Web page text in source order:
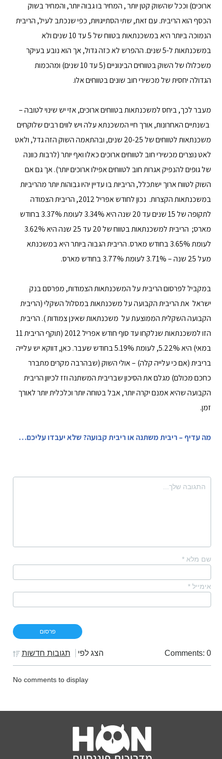
ארוכים) וככל שהשוק קטן יותר , המחיר בו גבוה יותר, והמחיר בשוק
הכסף הוא הריבית. עם זאת, שתי הסתייגויות, כפי שנכתב לעיל, הריבית
הנמוכה ביותר היא במשכנתאות בטווח של 5 עד 10 שנים ולא
במשכנתאות ל-5 שנים. ההפרש לא כזה גדול, אך הוא נובע בעיקר
משכלולו של השוק בטווחים הבינוניים (5 עד 10 שנים) ומהכמות
הגדולה יחסית של מכשירי חוב שונים בטווחים אלו.
מעבר לכך, ביחס למשכנתאות בטווחים ארוכים, אזי יש שינוי לטובה –
בשנתיים האחרונות, אורך חיי המשכנתא עלה ויש לווים רבים שלוקחים
משכנתאות לטווחים של 20-25 שנים, ובהתאמה השוק הזה גדל, ולאט
לאט נוצרים מכשירי חוב לטווחים ארוכים כאלו ואף יותר (לרבות כוונה
של גופים להנפיק אגרות חוב לטווחים אפילו ארוכים יותר). אך גם אם
השוק לטווח ארוך ישתכלל, הריביות בו עדיין יהיו גבוהות יותר מהריביות
במשכנתאות הקצרות. נכון לחודש אפריל 2012, הריבית הצמודה
לתקופה של 15 שנים עד 20 שנה היא 3.34% לעומת 3.37% בחודש
מארס; הריבית למשכנתאות בטווח של 20 עד 25 שנה היא 3.62%
לעומת 3.65% בחודש מארס. הריבית הגבוה ביותר היא במשכנתא
מעל 25 שנה – 3.71% לעומת 3.77% בחודש מארס.
במקביל לפרסום הריבית על המשכנתאות הצמודות, מפרסם בנק
ישראל את הריבית הקבועה על משכנתאות במסלול השקלי (הריבית
הקבועה השקלית הממוצעת על משכנתאות שאינן צמודות ). הריבית
הזו למשכנתאות שנלקחו עד סוף חודש אפריל 2012 (תוקף הריבית 11
במאי) היא 5.22%, לעומת 5.19% בחודש שעבר. כאן, דווקא יש עלייה
בריבית (אם כי עלייה קלה) – אולי השוק (שבהרבה מקרים מתברר
כחכם מכולם) מגלם את הסיכון שבריבית המשתנה וזז לכיוון הריבית
הקבועה שהיא אמנם יקרה יותר, אבל בטוחה יותר וכלכלית יותר לאורך
זמן.
מה עדיף – ריבית משתנה או ריבית קבועה? שלא יעבדו עליכם…
שם מלא *
אימייל *
Comments: 0 הצג לפי תגובות חדשות
No comments to display